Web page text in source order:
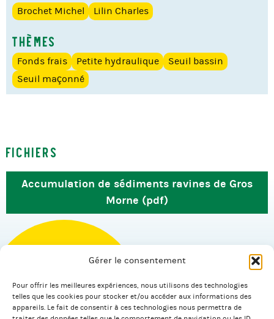
Gérer le consentement
Pour offrir les meilleures expériences, nous utilisons des technologies
telles que les cookies pour stocker et/ou accéder aux informations des
appareils. Le fait de consentir à ces technologies nous permettra de
Brochet Michel Lilin Charles
Thèmes
Fonds frais Petite hydraulique
Seuil bassin
Seuil maçonné
Fichiers
Accumulation de sédiments ravines de Gros
Morne (pdf)
© 2026 Salagnac.